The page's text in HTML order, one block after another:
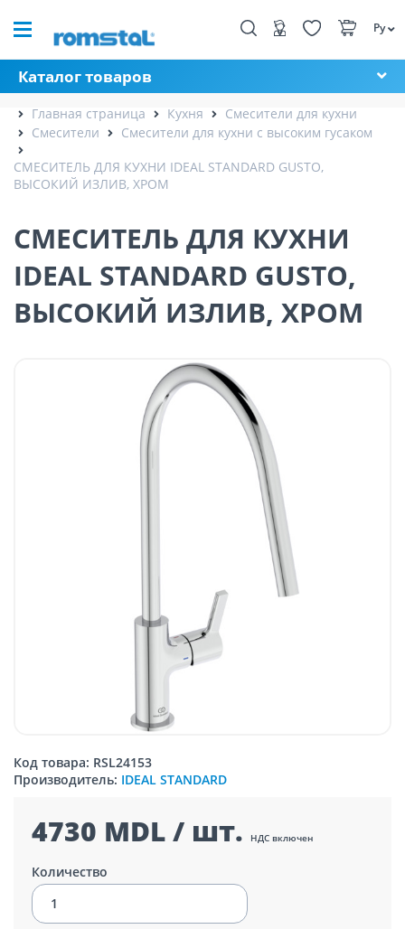
Ру
Каталог товаров
Главная страница Кухня
Смесители для кухни
Смесители
Смесители для кухни с высоким гусаком
СМЕСИТЕЛЬ ДЛЯ КУХНИ IDEAL STANDARD GUSTO,
ВЫСОКИЙ ИЗЛИВ, ХРОМ
СМЕСИТЕЛЬ ДЛЯ КУХНИ
IDEAL STANDARD GUSTO,
ВЫСОКИЙ ИЗЛИВ, ХРОМ
Код товара: RSL24153
Производитель: IDEAL STANDARD
4730 MDL / шт. НДС включен
Количество